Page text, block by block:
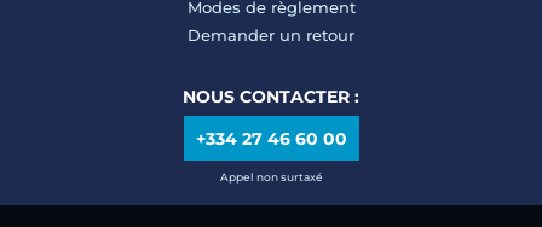
Modes de règlement
Demander un retour
NOUS CONTACTER :
+334 27 46 60 00
Appel non surtaxé